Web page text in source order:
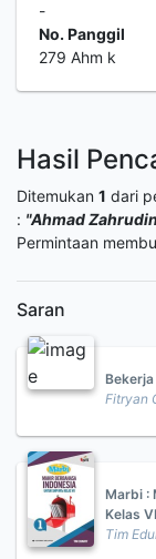
-
No. Panggil
279 Ahm k
Hasil
Ditemukan 1 dari
: "Ahmad
Permintaan
Saran
Fitryan
Marbi :
Kelas
Tim